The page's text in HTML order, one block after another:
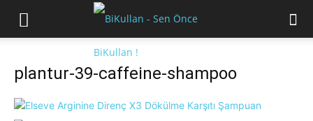
plantur-39-caffeine-shampoo